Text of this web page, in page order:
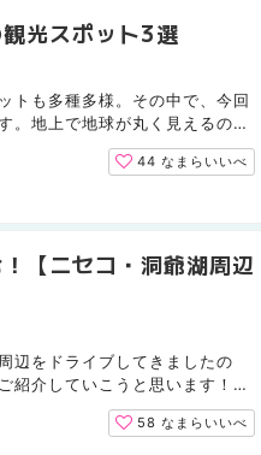
光スポット3選
トも多種多様。その中で、今回
。地上で地球が丸く見えるのは
景色を眺めて、...
44なまらいいべ
【ニセコ・洞爺湖周辺
辺をドライブしてきましたの
紹介していこうと思います！
間中、「洞爺湖ロング...
58なまらいいべ